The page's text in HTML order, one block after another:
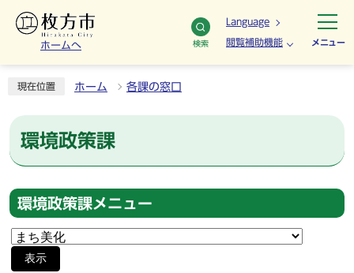
ホームへ 検索
Language
閲覧補助機能 メニュー
現在位置 ホーム 各課の窓口
環境政策課
環境政策課メニュー
表示